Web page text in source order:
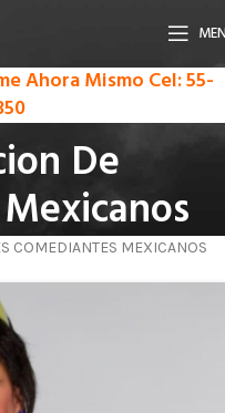
Ahora Mismo Cel: 55-
De
COMEDIANTES MEXICANOS